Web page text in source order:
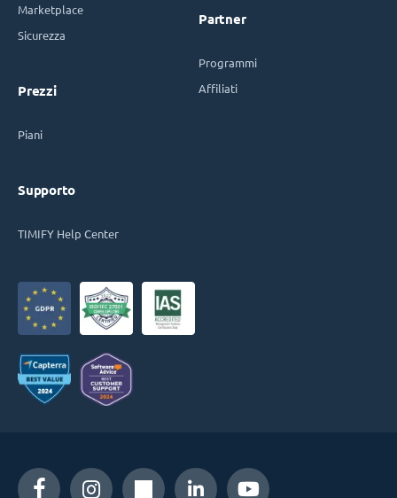
Marketplace
Sicurezza
Prezzi
Piani
Supporto
TIMIFY Help Center
Partner
Programmi
Affiliati